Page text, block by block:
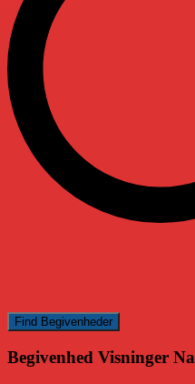
Find Begivenheder
Begivenhed Visninger